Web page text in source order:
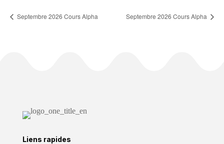
Septembre 2026 Cours Alpha Septembre 2026 Cours Alpha
Liens rapides